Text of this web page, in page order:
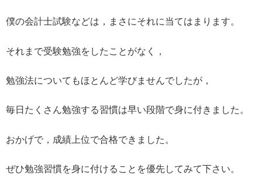
僕の会計士試験などは，まさにそれに当てはまります。
それまで受験勉強をしたことがなく，
勉強法についてもほとんど学びませんでしたが，
毎日たくさん勉強する習慣は早い段階で身に付きました。
おかげで，成績上位で合格できました。
ぜひ勉強習慣を身に付けることを優先してみて下さい。